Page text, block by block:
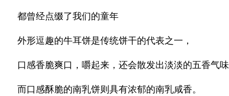
都曾经点缀了我们的童年
外形逗趣的牛耳饼是传统饼干的代表之一，
口感香脆爽口，嚼起来，还会散发出淡淡的五香气
而口感酥脆的南乳饼则具有浓郁的南乳咸香。